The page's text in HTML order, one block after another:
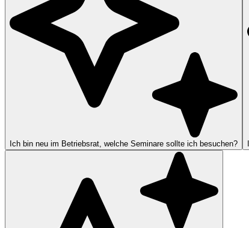
Ich bin neu im Betriebsrat, welche Seminare sollte ich besuchen?